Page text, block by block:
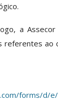
a
referentes ao
forms/d/e/